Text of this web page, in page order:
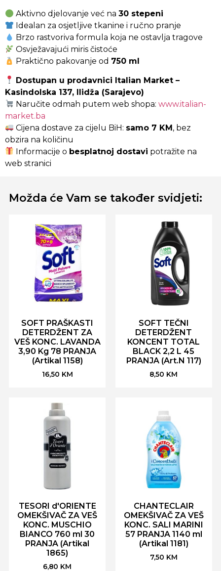
Aktivno djelovanje već na30 stepeni
Idealan za osjetljive tkanine i ručno pranje
Brzo rastvoriva formula koja ne ostavlja tragove
Osvježavajući miris čistoće
Praktično pakovanje od 750 ml
Dostupan u prodavnici Italian Market –
Kasindolska 137, Ilidža (Sarajevo)
Naručite odmah putem web shopa:www.italian-
market.ba
Cijena dostave za cijelu BiH: samo 7 KM, bez
obzira na količinu
Informacije o besplatnoj dostavi potražite na
web stranici
Možda će Vam se također svidjeti:
SOFT PRAŠKASTI
DETERDŽENT ZA
VEŠ KONC. LAVANDA
3,90 Kg 78 PRANJA
(Artikal 1158)
16,50 KM
SOFT TEČNI
DETERDŽENT
KONCENT TOTAL
BLACK 2,2 L 45
PRANJA (Art.N 117)
8,50 KM
TESORI d'ORIENTE
OMEKŠIVAČ ZA VEŠ
KONC. MUSCHIO
BIANCO 760 ml 30
PRANJA (Artikal
1865)
6,80 KM
CHANTECLAIR
OMEKŠIVAČ ZA VEŠ
KONC. SALI MARINI
57 PRANJA 1140 ml
(Artikal 1181)
7,50 KM